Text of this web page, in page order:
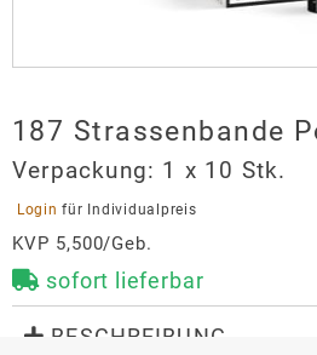
187 Strassenbande
Verpackung: 1 x 10 Stk.
Login für Individualpreis
KVP 5,500/Geb.
sofort lieferbar
BESCHREIBUNG